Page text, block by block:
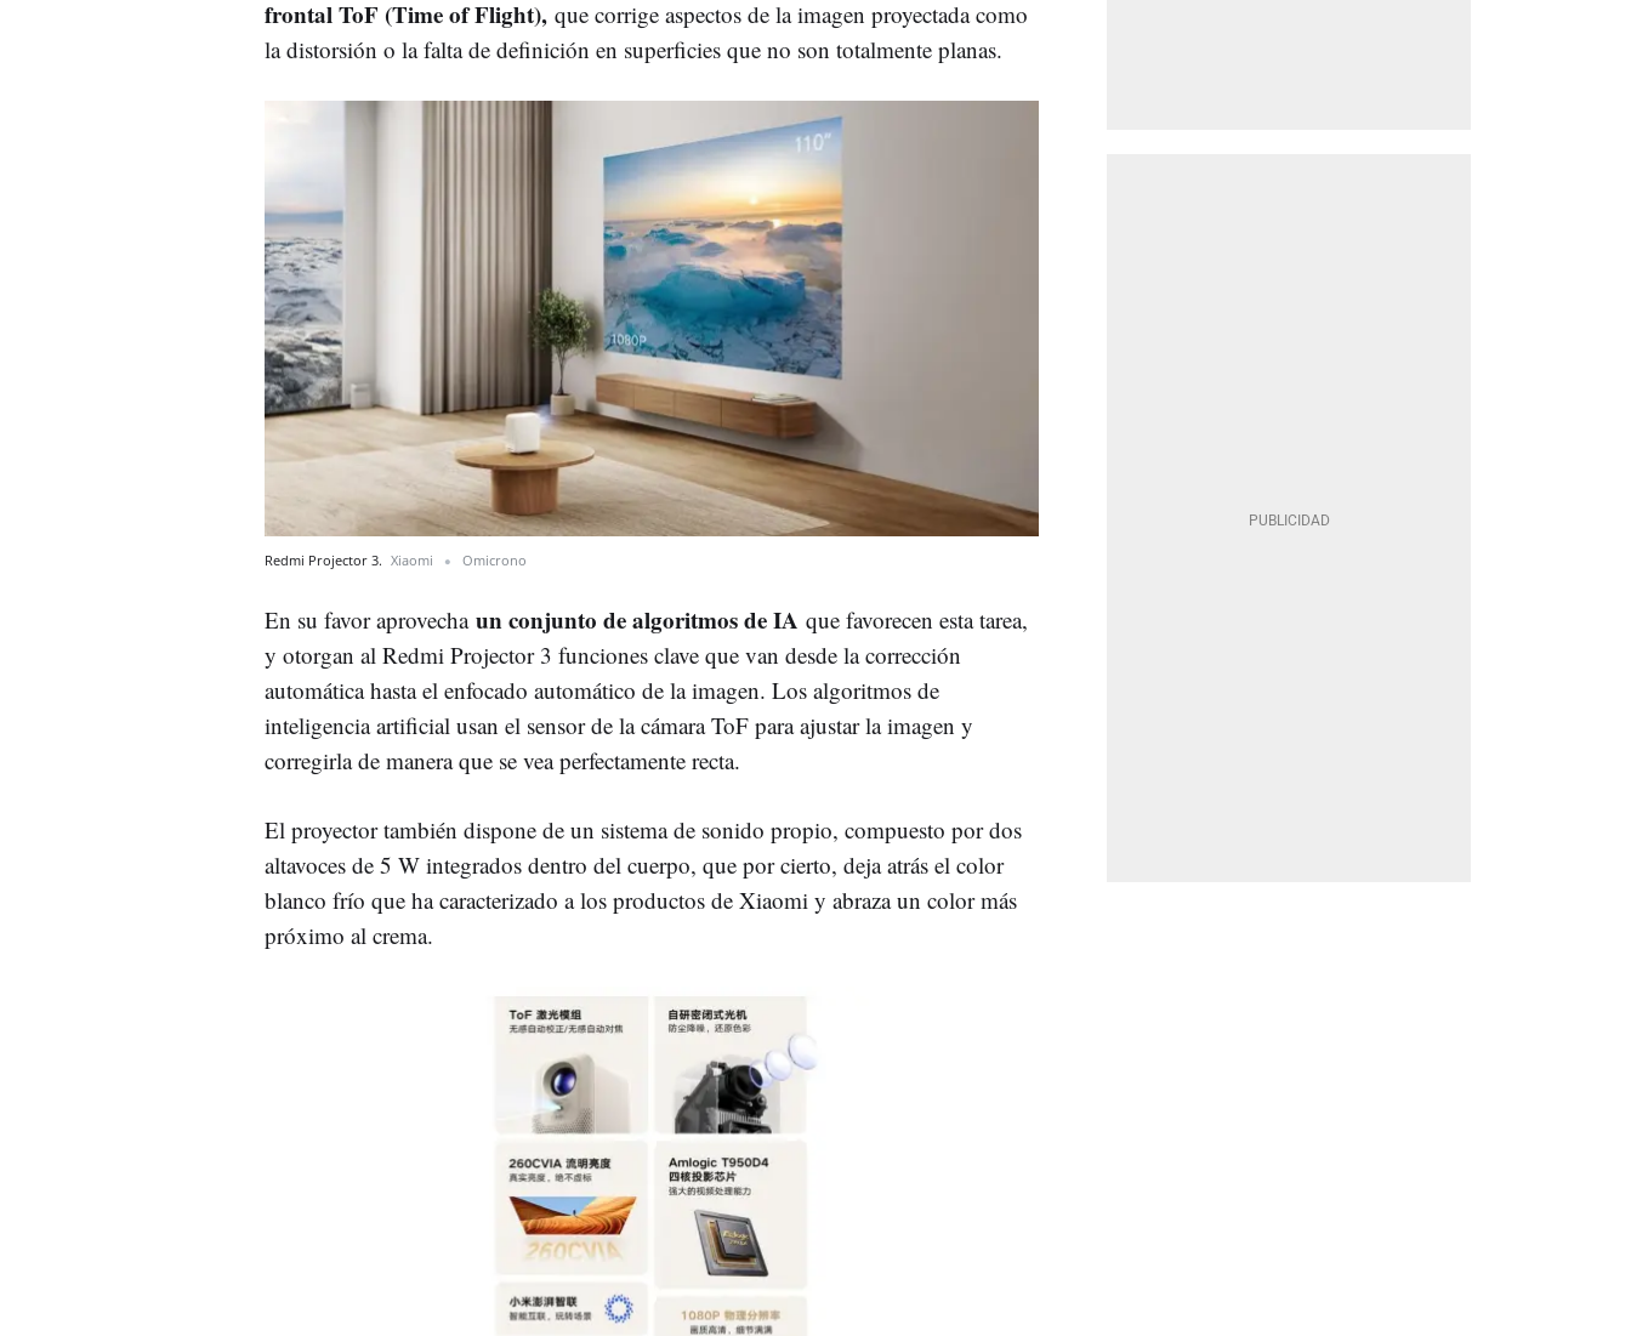
frontal ToF (Time of Flight), que corrige aspectos de la imagen proyectada como
la distorsión o la falta de definición en superficies que no son totalmente planas.
Redmi Projector 3. Xiaomi Omicrono
En su favor aprovecha un conjunto de algoritmos de IA que favorecen esta tarea,
y otorgan al Redmi Projector 3 funciones clave que van desde la corrección
automática hasta el enfocado automático de la imagen. Los algoritmos de
inteligencia artificial usan el sensor de la cámara ToF para ajustar la imagen y
corregirla de manera que se vea perfectamente recta.
El proyector también dispone de un sistema de sonido propio, compuesto por dos
altavoces de 5 W integrados dentro del cuerpo, que por cierto, deja atrás el color
blanco frío que ha caracterizado a los productos de Xiaomi y abraza un color más
próximo al crema.